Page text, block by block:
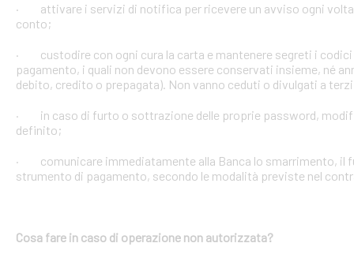
· attivare i servizi di notifica per ricevere un avviso ogni
conto;
· custodire con ogni cura la carta e mantenere segreti i
pagamento, i quali non devono essere conservati insieme, né
debito, credito o prepagata). Non vanno ceduti o divulgati a
· in caso di furto o sottrazione delle proprie password,
definito;
· comunicare immediatamente alla Banca lo smarrimento, il
strumento di pagamento, secondo le modalità previste nel
Cosa fare in caso di operazione non autorizzata?